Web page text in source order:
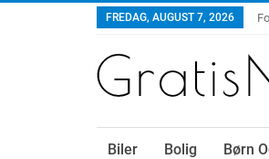
FREDAG, AUGUST 7, 2026
Biler Bolig Børn